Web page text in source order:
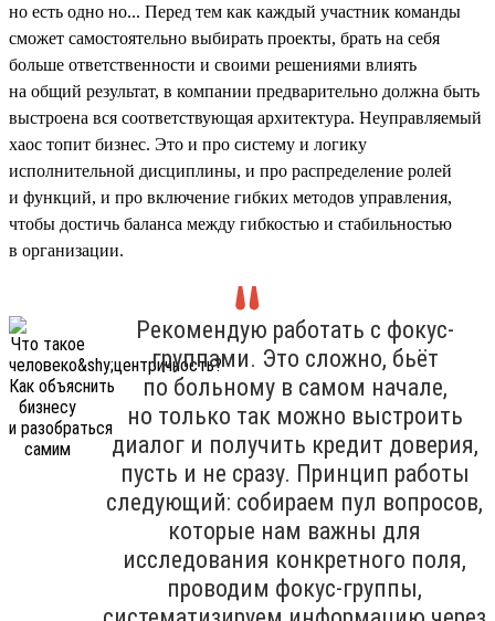
но есть одно но... Перед тем как каждый участник команды
сможет самостоятельно выбирать проекты, брать на себя
больше ответственности и своими решениями влиять
на общий результат, в компании предварительно должна быть
выстроена вся соответствующая архитектура. Неуправляемый
хаос топит бизнес. Это и про систему и логику
исполнительной дисциплины, и про распределение ролей
и функций, и про включение гибких методов управления,
чтобы достичь баланса между гибкостью и стабильностью
в организации.
Рекомендую работать с фокус-
группами. Это сложно, бьёт
по больному в самом начале,
но только так можно выстроить
диалог и получить кредит доверия,
пусть и не сразу. Принцип работы
следующий: собираем пул вопросов,
которые нам важны для
исследования конкретного поля,
проводим фокус-группы,